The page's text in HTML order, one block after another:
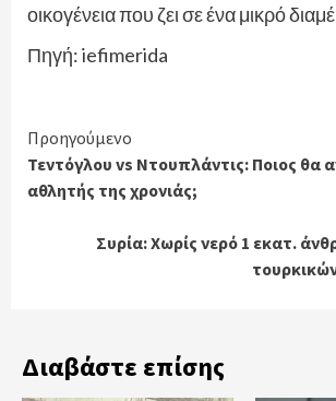
οικογένεια που ζει σε ένα μικρό
Πηγή: iefimerida
Continue
Reading
Προηγούμενο
Τεντόγλου vs Ντουπλάντις: Ποιος θα
αθλητής της χρονιάς;
Συρία: Χωρίς νερό 1 εκατ.
Διαβάστε επίσης